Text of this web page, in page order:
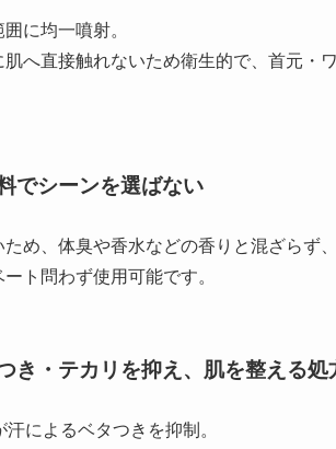
に均一噴射。
へ直接触れないため衛生的で、首元・
でシーンを選ばない
め、体臭や香水などの香りと混ざらず、
ト問わず使用可能です。
き・テカリを抑え、肌を整える処
によるベタつきを抑制。